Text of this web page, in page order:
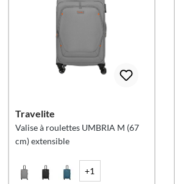
Travelite
Valise à roulettes UMBRIA M (67
cm) extensible
+1